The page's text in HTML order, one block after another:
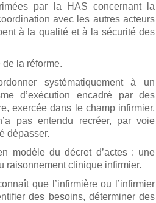
par la HAS concernant la
avec les autres acteurs
à la qualité et à la sécurité des
la réforme.
systématiquement à un
d’exécution encadré par des
exercée dans le champ infirmier,
pas entendu recréer, par voie
dépasser.
modèle du décret d’actes : une
raisonnement clinique infirmier.
que l’infirmière ou l’infirmier
des besoins, déterminer des